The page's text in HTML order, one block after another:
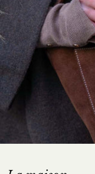
L'intervention d'organismes
règles du label
100% CASHMERE
Ne pas laver
Ne pas javelliser
Ne pas sécher en tambour
Repassage à température
110°C, (sur l'envers)
Nettoyage à sec délicat
Sécher à plat
Pour plus de conseils